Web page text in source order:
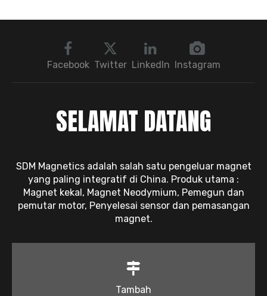
Facebook Twitter LinkedIn Instagram
SELAMAT DATANG
SDM Magnetics adalah salah satu pengeluar magnet
yang paling integratif di China. Produk utama :
Magnet kekal, Magnet Neodymium, Pemegun dan
pemutar motor, Penyelesai sensor dan pemasangan
magnet.
Tambah